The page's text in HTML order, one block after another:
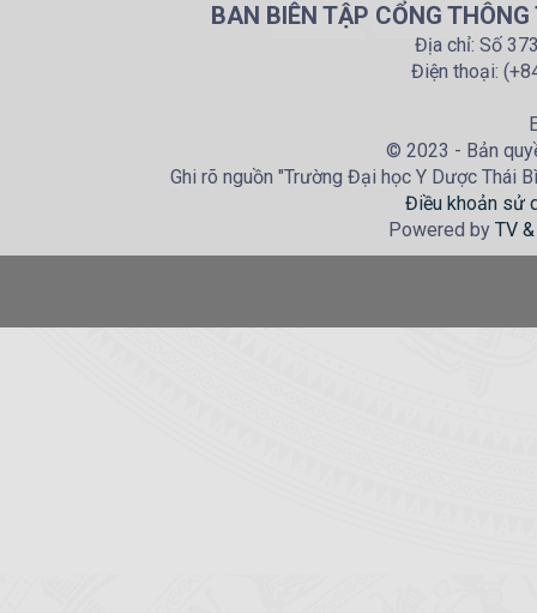
BAN BIÊN TẬP CỔNG
Địa chỉ: Số
Điện thoại:
© 2023 - Bản
Ghi rõ nguồn "Trường Đại học Y Dược Thái
Điều khoản sử
Powered by TV